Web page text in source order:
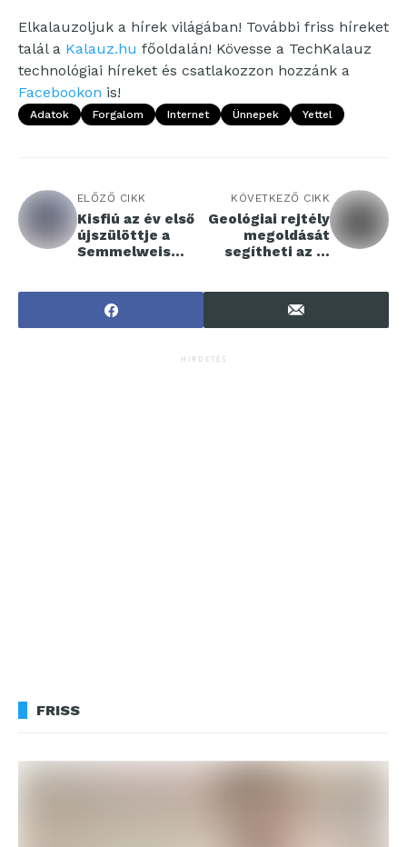
Elkalauzoljuk a hírek világában! További friss híreket
talál a Kalauz.hu főoldalán! Kövesse a TechKalauz
technológiai híreket és csatlakozzon hozzánk a
Facebookon is!
Adatok Forgalom Internet Ünnepek Yettel
ELŐZŐ CIKK
Kisfiú az év első
újszülöttje a
Semmelweis
KÖVETKEZŐ CIKK
Geológiai rejtély
megoldását
segítheti az új
HIRDETÉS
FRISS